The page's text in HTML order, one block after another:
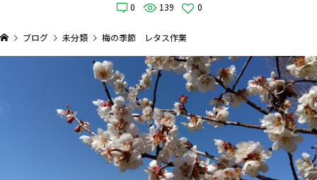
0
139 0
ブログ 未分類 梅の季節 レタス作業